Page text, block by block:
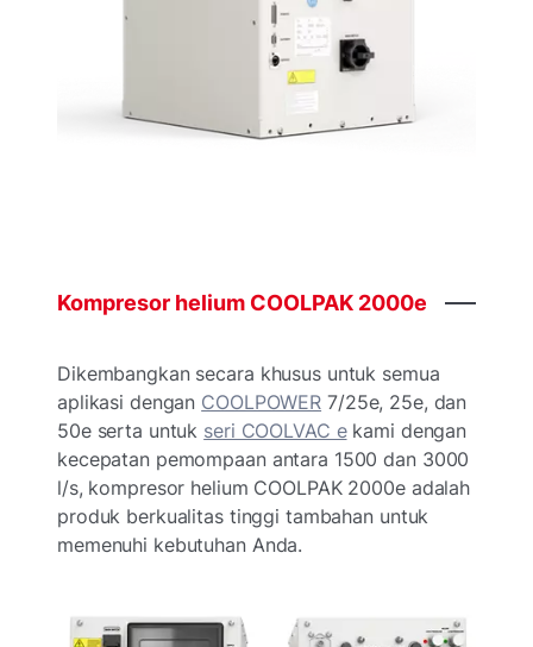
Kompresor helium COOLPAK 2000e
Dikembangkan secara khusus untuk semua
aplikasi dengan COOLPOWER 7/25e, 25e, dan
50e serta untuk seri COOLVAC ekami dengan
kecepatan pemompaan antara 1500 dan 3000
l/s, kompresor helium COOLPAK 2000e adalah
produk berkualitas tinggi tambahan untuk
memenuhi kebutuhan Anda.